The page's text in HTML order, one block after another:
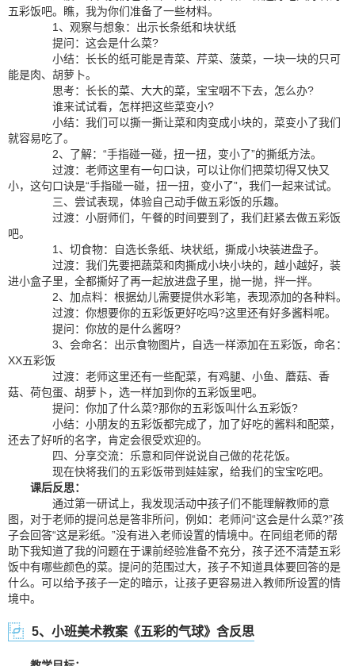
五彩饭吧。瞧，我为你们准备了一些材料。
1、观察与想象：出示长条纸和块状纸
提问：这会是什么菜?
小结：长长的纸可能是青菜、芹菜、菠菜，一块一块的只可
能是肉、胡萝卜。
思考：长长的菜、大大的菜，宝宝咽不下去，怎么办?
谁来试试看，怎样把这些菜变小?
小结：我们可以撕一撕让菜和肉变成小块的，菜变小了我们
就容易吃了。
2、了解：“手指碰一碰，扭一扭，变小了”的撕纸方法。
过渡：老师这里有一句口诀，可以让你们把菜切得又快又
小，这句口诀是“手指碰一碰，扭一扭，变小了”，我们一起来试试。
三、尝试表现，体验自己动手做五彩饭的乐趣。
过渡：小厨师们，午餐的时间要到了，我们赶紧去做五彩饭
吧。
1、切食物：自选长条纸、块状纸，撕成小块装进盘子。
过渡：我们先要把蔬菜和肉撕成小块小块的，越小越好，装
进小盒子里，全都撕好了再一起放进盘子里，抛一抛，拌一拌。
2、加点料：根据幼儿需要提供水彩笔，表现添加的各种料。
过渡：你想要你的五彩饭更好吃吗?这里还有好多酱料呢。
提问：你放的是什么酱呀?
3、会命名：出示食物图片，自选一样添加在五彩饭，命名：
XX五彩饭
过渡：老师这里还有一些配菜，有鸡腿、小鱼、蘑菇、香
菇、荷包蛋、胡萝卜，选一样加到你的五彩饭里吧。
提问：你加了什么菜?那你的五彩饭叫什么五彩饭?
小结：小朋友的五彩饭都完成了，加了好吃的酱料和配菜，
还去了好听的名字，肯定会很受欢迎的。
四、分享交流：乐意和同伴说说自己做的花花饭。
现在快将我们的五彩饭带到娃娃家，给我们的宝宝吃吧。
课后反思：
通过第一研试上，我发现活动中孩子们不能理解教师的意
图，对于老师的提问总是答非所问，例如：老师问“这会是什么菜?”孩
子会回答“这是彩纸。”没有进入老师设置的情境中。在同组老师的帮
助下我知道了我的问题在于课前经验准备不充分，孩子还不清楚五彩
饭中有哪些颜色的菜。提问的范围过大，孩子不知道具体要回答的是
什么。可以给予孩子一定的暗示，让孩子更容易进入教师所设置的情
境中。
5、小班美术教案《五彩的气球》含反思